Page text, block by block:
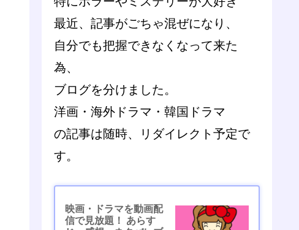
最近、記事がごちゃ混ぜになり、
自分でも把握できなくなって来た
為、
ブログを分けました。
洋画・海外ドラマ・韓国ドラマ
の記事は随時、リダイレクト予定で
す。
映画・ドラマを動画配
信で見放題！ あらす